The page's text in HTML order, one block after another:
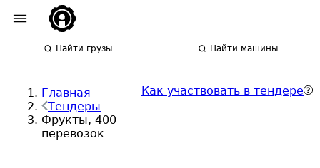
Найти грузы Найти машины
Главная
Тендеры
Фрукты, 400
перевозок
Как участвовать в тендере